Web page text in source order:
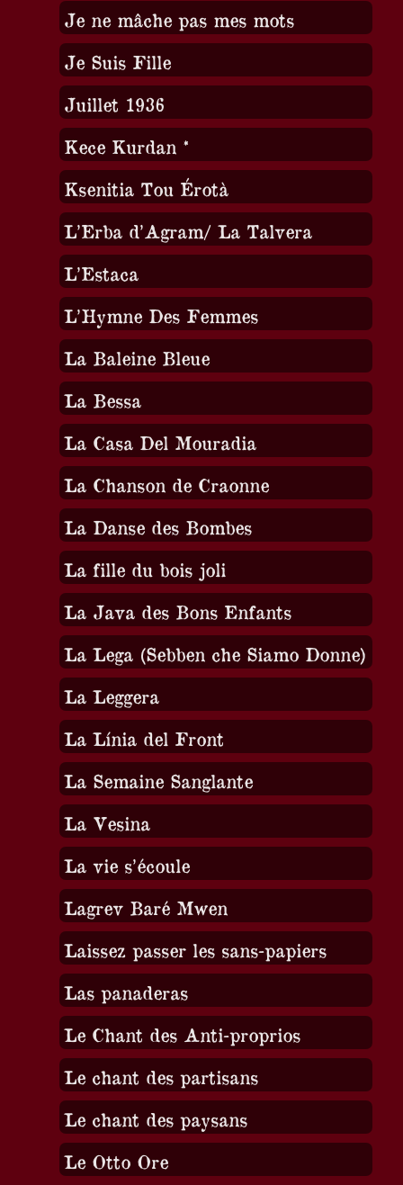
Je ne mâche pas mes mots
Je Suis Fille
Juillet 1936
Kece Kurdan *
Ksenitia Tou Érotà
L’Erba d’Agram/ La Talvera
L’Estaca
L’Hymne Des Femmes
La Baleine Bleue
La Bessa
La Casa Del Mouradia
La Chanson de Craonne
La Danse des Bombes
La fille du bois joli
La Java des Bons Enfants
La Lega (Sebben che Siamo Donne)
La Leggera
La Línia del Front
La Semaine Sanglante
La Vesina
La vie s’écoule
Lagrev Baré Mwen
Laissez passer les sans-papiers
Las panaderas
Le Chant des Anti-proprios
Le chant des partisans
Le chant des paysans
Le Otto Ore